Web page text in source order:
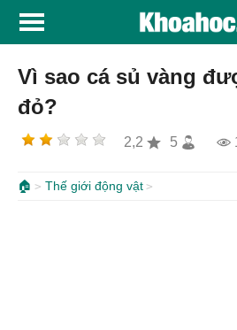
Vì sao cá sủ vàng
đỏ?
2,2 5
🏠 Thế giới động vật